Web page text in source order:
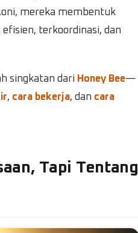
mereka membentuk
terkoordinasi, dan
singkatan dari Honey Bee—
, cara bekerja, dan cara
Tapi Tentang